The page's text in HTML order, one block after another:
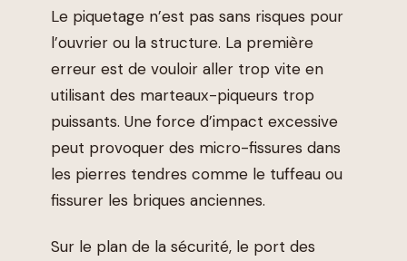
Le piquetage n’est pas sans risques pour
l’ouvrier ou la structure. La première
erreur est de vouloir aller trop vite en
utilisant des marteaux-piqueurs trop
puissants. Une force d’impact excessive
peut provoquer des micro-fissures dans
les pierres tendres comme le tuffeau ou
fissurer les briques anciennes.
Sur le plan de la sécurité, le port des